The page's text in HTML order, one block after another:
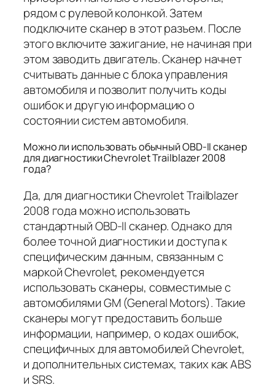
рядом с рулевой колонкой. Затем
подключите сканер в этот разъем. После
этого включите зажигание, не начиная при
этом заводить двигатель. Сканер начнет
считывать данные с блока управления
автомобиля и позволит получить коды
ошибок и другую информацию о
состоянии систем автомобиля.
Можно ли использовать обычный OBD-II сканер
для диагностики Chevrolet Trailblazer 2008
года?
Да, для диагностики Chevrolet Trailblazer
2008 года можно использовать
стандартный OBD-II сканер. Однако для
более точной диагностики и доступа к
специфическим данным, связанным с
маркой Chevrolet, рекомендуется
использовать сканеры, совместимые с
автомобилями GM (General Motors). Такие
сканеры могут предоставить больше
информации, например, о кодах ошибок,
специфичных для автомобилей Chevrolet,
и дополнительных системах, таких как ABS
и SRS.